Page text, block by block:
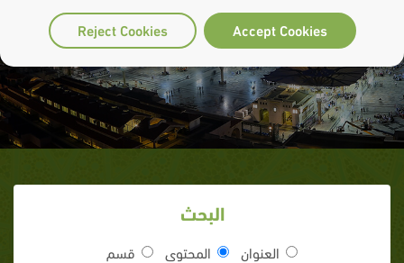
Accept Cookies
Reject Cookies
البحث
العنوان المحتوى قسم